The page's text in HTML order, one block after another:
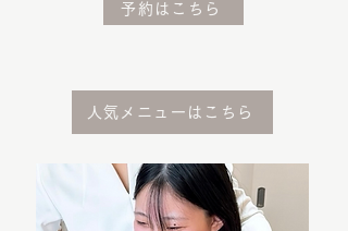
予約はこちら
人気メニューはこちら